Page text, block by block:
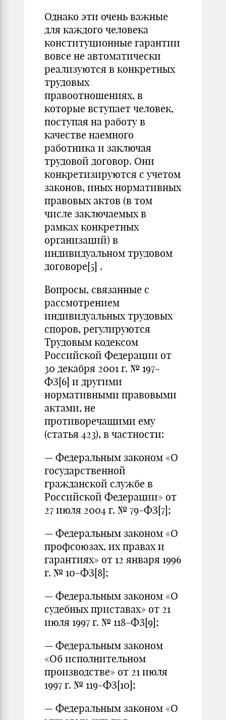
Однако эти очень важные
для каждого человека
конституционные гарантии
вовсе не автоматически
реализуются в конкретных
трудовых
правоотношениях, в
которые вступает человек,
поступая на работу в
качестве наемного
работника и заключая
трудовой договор. Они
конкретизируются с учетом
законов, иных нормативных
правовых актов (в том
числе заключаемых в
рамках конкретных
организаций) в
индивидуальном трудовом
договоре[5] .
Вопросы, связанные с
рассмотрением
индивидуальных трудовых
споров, регулируются
Трудовым кодексом
Российской Федерации от
30 декабря 2001 г. № 197-
ФЗ[6] и другими
нормативными правовыми
актами, не
противоречащими ему
(статья 423), в частности:
— Федеральным законом «О
государственной
гражданской службе в
Российской Федерации» от
27 июля 2004 г. № 79-ФЗ[7];
— Федеральным законом «О
профсоюзах, их правах и
гарантиях» от 12 января 1996
г. № 10-ФЗ[8];
— Федеральным законом «О
судебных приставах» от 21
июля 1997 г. № 118-ФЗ[9];
— Федеральным законом
«Об исполнительном
производстве» от 21 июля
1997 г. № 119-ФЗ[10];
— Федеральным законом «О